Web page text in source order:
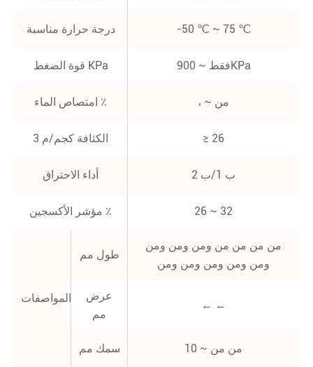
درجة حرارة مناسبة -50 ℃ ~ 75 ℃
قوة الضغط KPa فقط ~ 900KPa
امتصاص الماء ٪ ، ~ من
الكثافة كجم/م 3 ≥ 26
أداء الاحتراق ب 1/ب 2
مؤشر الأكسجين ٪ 26 ~ 32
المواصفات
طول مم
من من من من ومن ومن ومن
ومن ومن ومن ومن ومن
عرض
مم
← ←
سمك مم 10 ~ من من